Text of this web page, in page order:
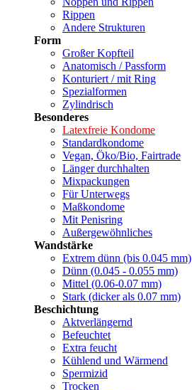
Rippen
Andere Strukturen
Form
Großer Kopfteil
Anatomisch / Passform
Konturiert / mit Ring
Spezialformen
Zylindrisch
Besonderes
Latexfreie Kondome
Standardkondome
Vegan, Öko/Bio, Fairtrade
Länger durchhalten
Mixpackungen
Für Unterwegs
Maßkondome
Mit Penisring
Außergewöhnliches
Wandstärke
Extrem dünn (bis 0.045 mm)
Dünn (0.045 - 0.055 mm)
Mittel (0.06-0.07 mm)
Stark (dicker als 0.07 mm)
Beschichtung
Aktverlängernd
Befeuchtet
Extra feucht
Kühlend und Wärmend
Spermizid
Trocken